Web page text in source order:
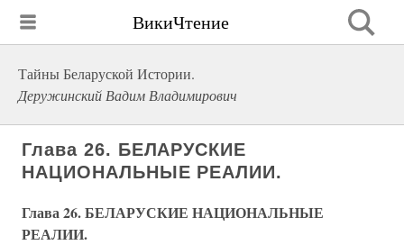
ВикиЧтение
Тайны Беларуской Истории.
Деружинский Вадим Владимирович
Глава 26. БЕЛАРУСКИЕ
НАЦИОНАЛЬНЫЕ РЕАЛИИ.
Глава 26. БЕЛАРУСКИЕ НАЦИОНАЛЬНЫЕ
РЕАЛИИ.